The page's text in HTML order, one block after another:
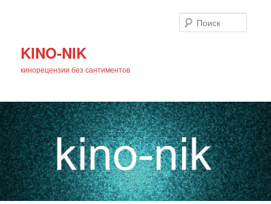
KINO-NIK
кинорецензии без сантиментов